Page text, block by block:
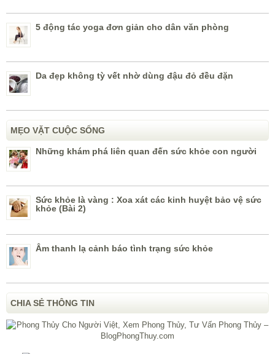
5 động tác yoga đơn giản cho dân văn phòng
Da đẹp không tỳ vết nhờ dùng đậu đỏ đều đặn
MẸO VẶT CUỘC SỐNG
Những khám phá liên quan đến sức khỏe con người
Sức khỏe là vàng : Xoa xát các kinh huyệt bảo vệ sức
khỏe (Bài 2)
Âm thanh lạ cảnh báo tình trạng sức khỏe
CHIA SẺ THÔNG TIN